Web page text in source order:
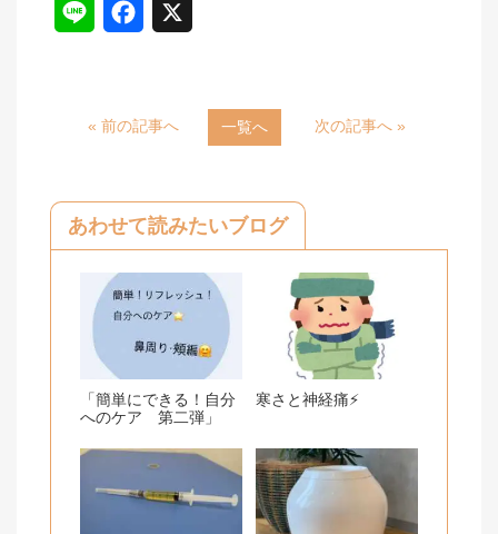
e e
o
o
k
« 前の記事へ 一覧へ 次の記事へ »
あわせて読みたいブログ
「簡単にできる！自分
へのケア 第二弾」
寒さと神経痛⚡️